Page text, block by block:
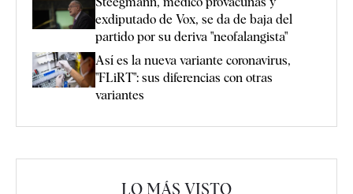
exdiputado de Vox, se da de baja del
partido por su deriva "neofalangista"
Así es la nueva variante coronavirus,
"FLiRT": sus diferencias con otras
variantes
LO MÁS VISTO